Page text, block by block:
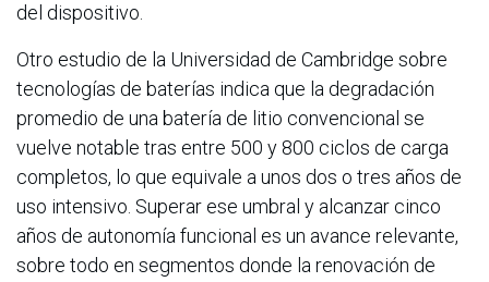
del dispositivo.
Otro estudio de la Universidad de Cambridge sobre
tecnologías de baterías indica que la degradación
promedio de una batería de litio convencional se
vuelve notable tras entre 500 y 800 ciclos de carga
completos, lo que equivale a unos dos o tres años de
uso intensivo. Superar ese umbral y alcanzar cinco
años de autonomía funcional es un avance relevante,
sobre todo en segmentos donde la renovación de